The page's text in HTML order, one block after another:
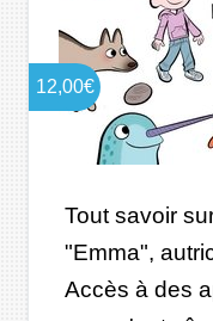
Tout savoir
"Emma",
Accès à des
12,00€